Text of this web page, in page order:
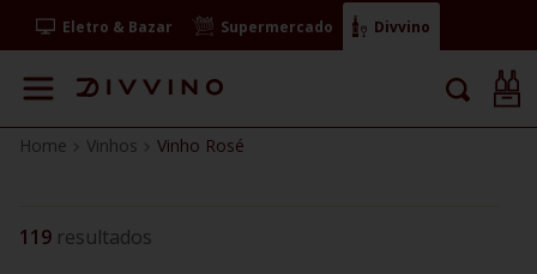
Eletro & Bazar Supermercado Divvino
Vinhos Vinho Rosé
119